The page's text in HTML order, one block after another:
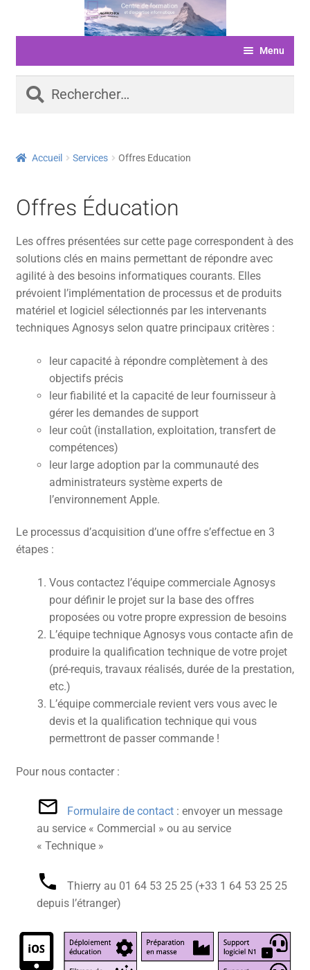
navigation
Menu
ACCUEIL
SERVICES
INFORMATIONS
FINANCEMENT
BOUTIQUE
CONTACT
FACEBOOK
YOUTUBE
MON COMPTE
PANIER
Accueil Services Offres Education
Offres Éducation
Les offres présentées sur cette page correspondent à des
solutions clés en mains permettant de répondre avec
agilité à des besoins informatiques courants. Elles
prévoient l’implémentation de processus et de produits
matériel et logiciel sélectionnés par les intervenants
techniques Agnosys selon quatre principaux critères :
leur capacité à répondre complètement à des
objectifs précis
leur fiabilité et la capacité de leur fournisseur à
gérer les demandes de support
leur coût (installation, exploitation, transfert de
compétences)
leur large adoption par la communauté des
administrateurs système experts de
l’environnement Apple.
Le processus d’acquisition d’une offre s’effectue en 3
étapes :
Vous contactez l’équipe commerciale Agnosys
pour définir le projet sur la base des offres
proposées ou votre propre expression de besoins
L’équipe technique Agnosys vous contacte afin de
produire la qualification technique de votre projet
(pré-requis, travaux réalisés, durée de la prestation,
etc.)
L’équipe commerciale revient vers vous avec le
devis et la qualification technique qui vous
permettront de passer commande !
Pour nous contacter :
Formulaire de contact: envoyer un message
au service « Commercial » ou au service
« Technique »
Thierry au 01 64 53 25 25‬ (+33 1 64 53 25 25
depuis l’étranger)